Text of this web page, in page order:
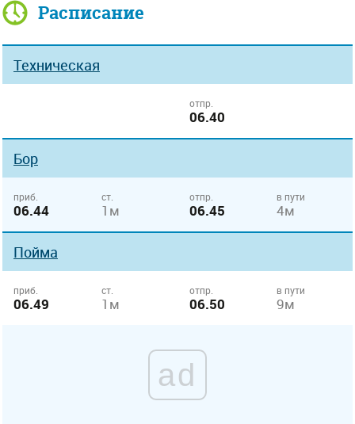
Расписание
Техническая
отпр.
06.40
Бор
приб.
06.44
ст.
1м
отпр.
06.45
в пути
4м
Пойма
приб.
06.49
ст.
1м
отпр.
06.50
в пути
9м
ad